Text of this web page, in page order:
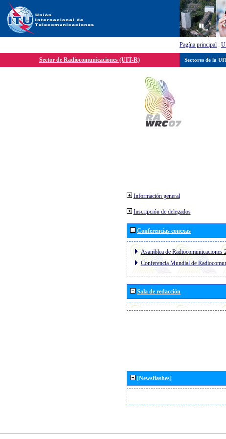
Pagína principal :
Sector de Radiocomunicaciones (UIT-R)
Información general
Inscripción de delegados
Conferencias conexas
Asamblea de Radiocomunicaciones
Conferencia Mundial de
Sala de redacción
[Newsflashes]
Sectores de la